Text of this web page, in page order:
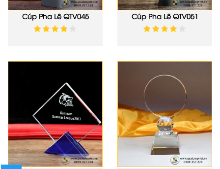
Cúp Pha Lê QTV045 Cúp Pha Lê QTV051